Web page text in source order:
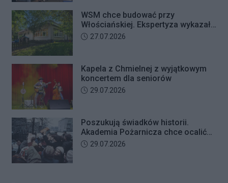
WSM chce budować przy
Włościańskiej. Ekspertyza wykazała
problemy z gruntem pod
Data dodania artykułu:
27.07.2026
Kapela z Chmielnej z wyjątkowym
koncertem dla seniorów
Data dodania artykułu:
29.07.2026
Poszukują świadków historii.
Akademia Pożarnicza chce ocalić
wspomnienia z pamiętnego strajku
Data dodania artykułu:
29.07.2026